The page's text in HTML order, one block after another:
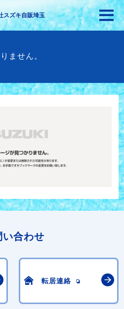
スズキ自販埼玉
ません。
い合わせ
転居連絡